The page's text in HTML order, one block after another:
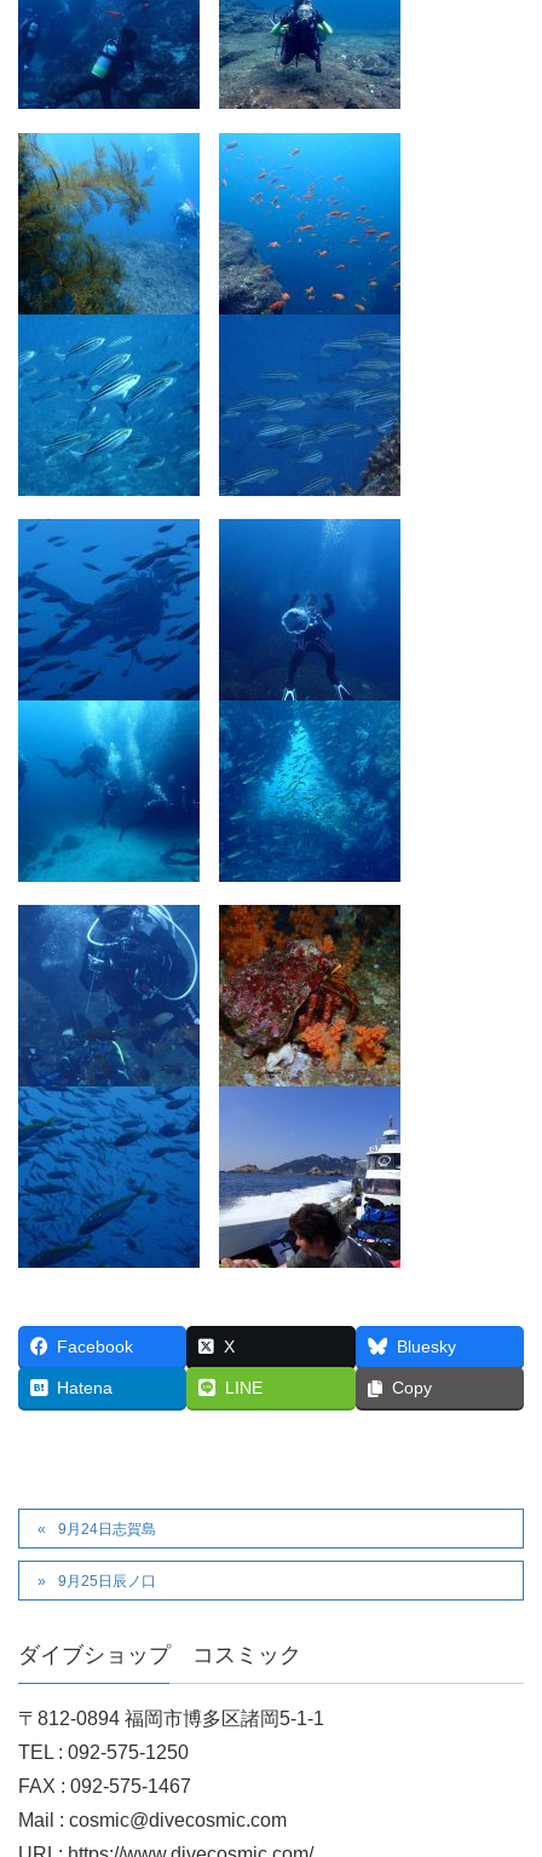
Facebook X Bluesky
Hatena LINE Copy
9月24日志賀島
9月25日辰ノ口
ダイブショップ コスミック
〒812-0894 福岡市博多区諸岡5-1-1
TEL : 092-575-1250
FAX : 092-575-1467
Mail : cosmic@divecosmic.com